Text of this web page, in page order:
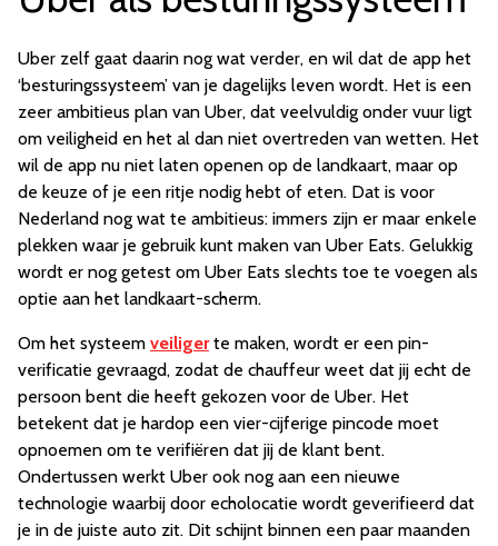
Uber zelf gaat daarin nog wat verder, en wil dat de app het
‘besturingssysteem’ van je dagelijks leven wordt. Het is een
zeer ambitieus plan van Uber, dat veelvuldig onder vuur ligt
om veiligheid en het al dan niet overtreden van wetten. Het
wil de app nu niet laten openen op de landkaart, maar op
de keuze of je een ritje nodig hebt of eten. Dat is voor
Nederland nog wat te ambitieus: immers zijn er maar enkele
plekken waar je gebruik kunt maken van Uber Eats. Gelukkig
wordt er nog getest om Uber Eats slechts toe te voegen als
optie aan het landkaart-scherm.
Om het systeem veiligerte maken, wordt er een pin-
verificatie gevraagd, zodat de chauffeur weet dat jij echt de
persoon bent die heeft gekozen voor de Uber. Het
betekent dat je hardop een vier-cijferige pincode moet
opnoemen om te verifiëren dat jij de klant bent.
Ondertussen werkt Uber ook nog aan een nieuwe
technologie waarbij door echolocatie wordt geverifieerd dat
je in de juiste auto zit. Dit schijnt binnen een paar maanden